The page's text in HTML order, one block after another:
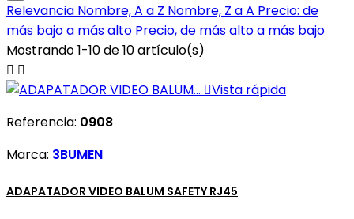
Relevancia Nombre, A a Z Nombre, Z a A Precio: de
más bajo a más alto Precio, de más alto a más bajo
Mostrando 1-10 de 10 artículo(s)
 
Vista rápida
Referencia: 0908
Marca: 3BUMEN
ADAPATADOR VIDEO BALUM SAFETY RJ45